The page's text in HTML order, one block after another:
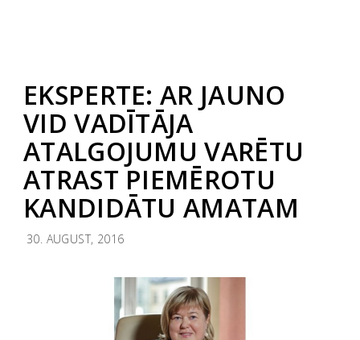
EKSPERTE: AR JAUNO
VID VADĪTĀJA
ATALGOJUMU VARĒTU
ATRAST PIEMĒROTU
KANDIDĀTU AMATAM
30. AUGUST, 2016